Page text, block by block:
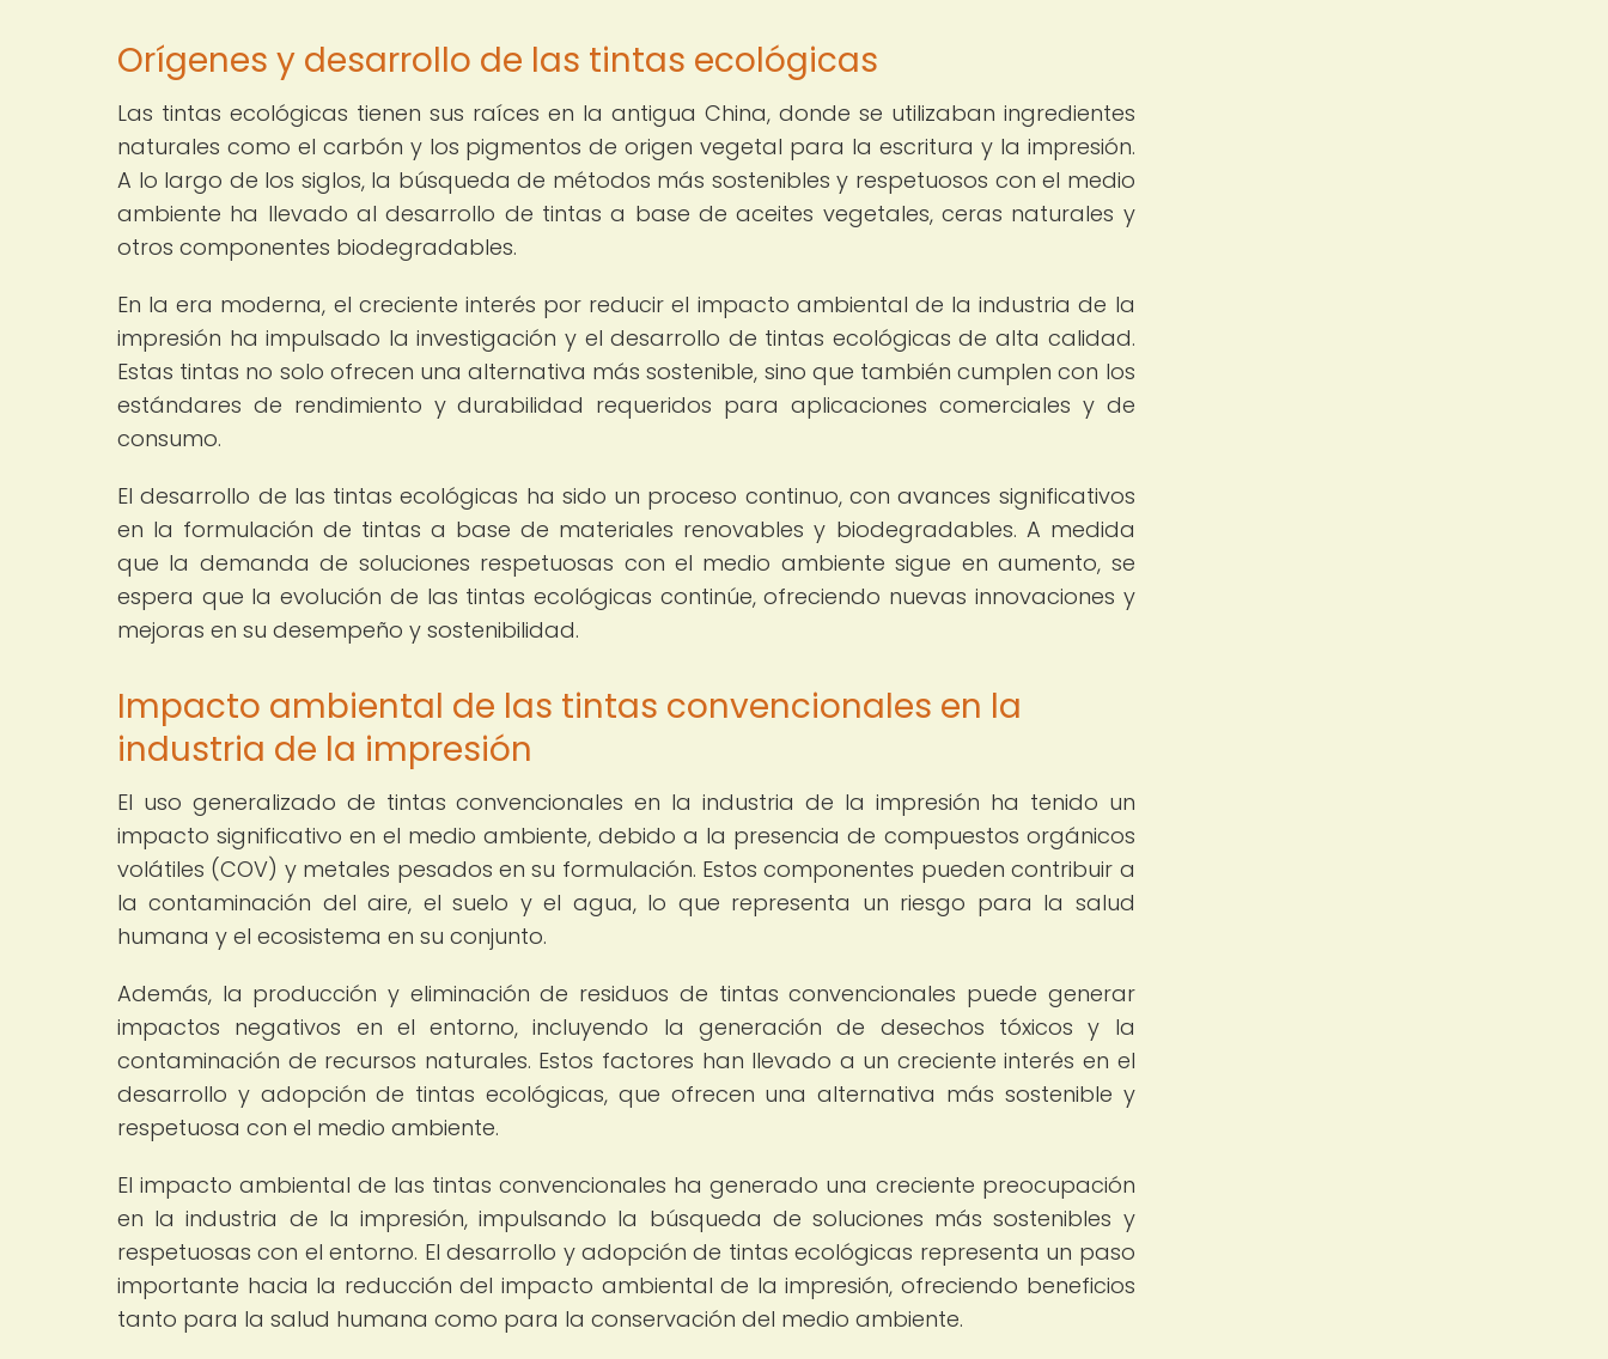
Orígenes y desarrollo de las tintas ecológicas
Las tintas ecológicas tienen sus raíces en la antigua China, donde se utilizaban ingredientes
naturales como el carbón y los pigmentos de origen vegetal para la escritura y la impresión.
A lo largo de los siglos, la búsqueda de métodos más sostenibles y respetuosos con el medio
ambiente ha llevado al desarrollo de tintas a base de aceites vegetales, ceras naturales y
otros componentes biodegradables.
En la era moderna, el creciente interés por reducir el impacto ambiental de la industria de la
impresión ha impulsado la investigación y el desarrollo de tintas ecológicas de alta calidad.
Estas tintas no solo ofrecen una alternativa más sostenible, sino que también cumplen con los
estándares de rendimiento y durabilidad requeridos para aplicaciones comerciales y de
consumo.
El desarrollo de las tintas ecológicas ha sido un proceso continuo, con avances significativos
en la formulación de tintas a base de materiales renovables y biodegradables. A medida
que la demanda de soluciones respetuosas con el medio ambiente sigue en aumento, se
espera que la evolución de las tintas ecológicas continúe, ofreciendo nuevas innovaciones y
mejoras en su desempeño y sostenibilidad.
Impacto ambiental de las tintas convencionales en la
industria de la impresión
El uso generalizado de tintas convencionales en la industria de la impresión ha tenido un
impacto significativo en el medio ambiente, debido a la presencia de compuestos orgánicos
volátiles (COV) y metales pesados en su formulación. Estos componentes pueden contribuir a
la contaminación del aire, el suelo y el agua, lo que representa un riesgo para la salud
humana y el ecosistema en su conjunto.
Además, la producción y eliminación de residuos de tintas convencionales puede generar
impactos negativos en el entorno, incluyendo la generación de desechos tóxicos y la
contaminación de recursos naturales. Estos factores han llevado a un creciente interés en el
desarrollo y adopción de tintas ecológicas, que ofrecen una alternativa más sostenible y
respetuosa con el medio ambiente.
El impacto ambiental de las tintas convencionales ha generado una creciente preocupación
en la industria de la impresión, impulsando la búsqueda de soluciones más sostenibles y
respetuosas con el entorno. El desarrollo y adopción de tintas ecológicas representa un paso
importante hacia la reducción del impacto ambiental de la impresión, ofreciendo beneficios
tanto para la salud humana como para la conservación del medio ambiente.